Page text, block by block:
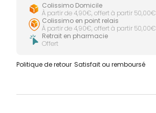
Colissimo Domicile
À partir de 4,90€, offert à partir 50,00€
Colissimo en point relais
À partir de 4,90€, offert à partir 50,00€
Retrait en pharmacie
Offert
Politique de retour Satisfait ou remboursé